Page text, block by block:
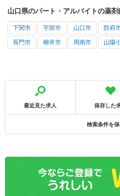
山口県のパート・アルバイトの薬
下関市 宇部市 山口市 防府
長門市 柳井市 周南市 山陽
最近見た求人 保存した
検索条件を